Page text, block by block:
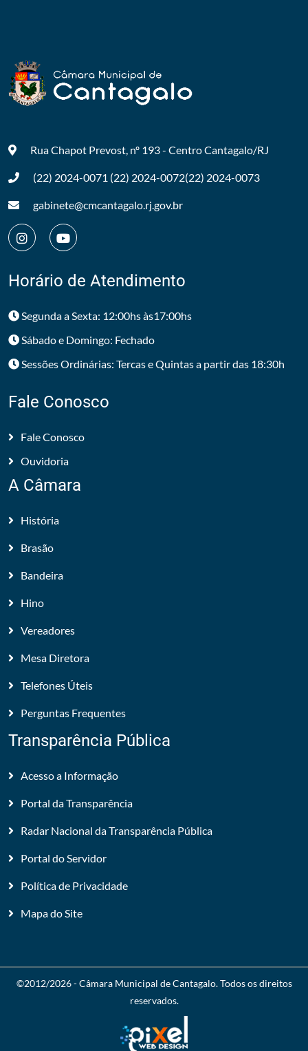
Rua Chapot Prevost, nº 193 - CentroCantagalo/RJ
(22) 2024-0071 (22) 2024-0072(22) 2024-0073
gabinete@cmcantagalo.rj.gov.br
Horário de Atendimento
Segunda a Sexta: 12:00hs às17:00hs
Sábado e Domingo: Fechado
Sessões Ordinárias: Tercas e Quintas a partir das 18:30h
Fale Conosco
Fale Conosco
Ouvidoria
A Câmara
História
Brasão
Bandeira
Hino
Vereadores
Mesa Diretora
Telefones Úteis
Perguntas Frequentes
Transparência Pública
Acesso a Informação
Portal da Transparência
Radar Nacional da Transparência Pública
Portal do Servidor
Política de Privacidade
Mapa do Site
©2012/2026 -Câmara Municipal de Cantagalo. Todos os direitos
reservados.